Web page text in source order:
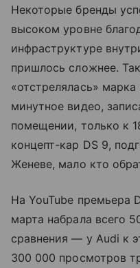
Некоторые бренды
высоком уровне
инфраструктуре
пришлось сложнее.
«отстрелялась»
минутное видео,
помещении, только к
концепт-кар DS 9,
Женеве, мало кто
На YouTube премьера
марта набрала всего
сравнения — у Audi к
300 000 просмотров